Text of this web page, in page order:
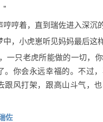
”
哼哼着，直到瑞佐进入深沉
中，小虎崽听见妈妈最后这
一只老虎所能做的一切，
。你会永远幸福的。不过
跟风打架，跟高山斗气，
佐